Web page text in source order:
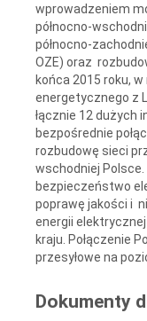
wprowadzeniem
północno-
północno-
OZE) oraz
końca 2015 roku,
energetycznego z
łącznie 12 dużych
bezpośrednie
rozbudowę sieci
wschodniej
bezpieczeństwo
poprawę jakości i
energii
kraju. Połączenie
przesyłowe na
Dokumenty